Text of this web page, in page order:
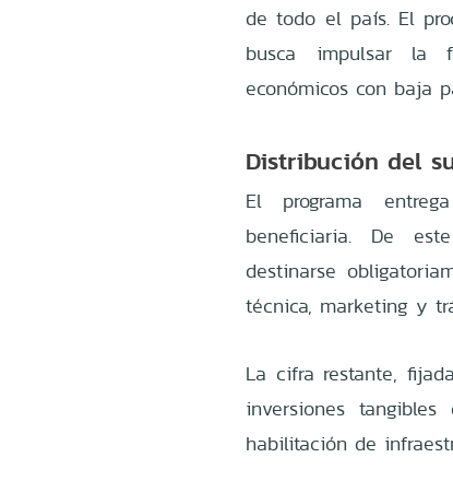
de todo el país. El
busca impulsar la
económicos con baja
Distribución del
El programa
beneficiaria. De
destinarse
técnica, marketing y
La cifra restante,
inversiones
habilitación de